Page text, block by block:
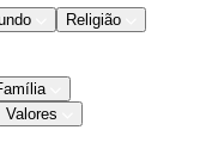
Religião
Valores